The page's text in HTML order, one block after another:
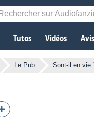
Tutos Vidéos Avis
Le Pub Sont-il en vie